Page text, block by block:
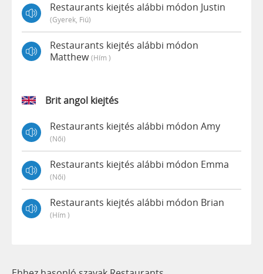
Restaurants kiejtés alábbi módon Justin
(gyerek, Fiú)
Restaurants kiejtés alábbi módon
Matthew(hím )
Brit angol kiejtés
Restaurants kiejtés alábbi módon Amy
(női)
Restaurants kiejtés alábbi módon Emma
(női)
Restaurants kiejtés alábbi módon Brian
(hím )